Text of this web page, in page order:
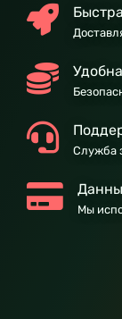
Служба
Мы